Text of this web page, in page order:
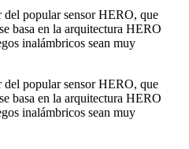
del popular sensor HERO, que
basa en la arquitectura HERO
inalámbricos sean muy
del popular sensor HERO, que
basa en la arquitectura HERO
inalámbricos sean muy